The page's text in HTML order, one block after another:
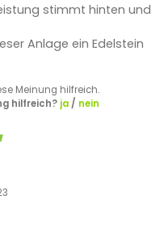
stimmt hinten und
Anlage ein Edelstein
Meinung hilfreich.
hilfreich? ja/ nein